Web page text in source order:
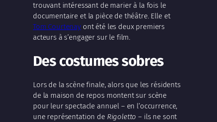
trouvant intéressant de marier à la fois le
documentaire et la pièce de théâtre. Elle et
Tom Courtenay ont été les deux premiers
acteurs à s’engager sur le film.
Des costumes sobres
Lors de la scène finale, alors que les résidents
de la maison de repos montent sur scène
pour leur spectacle annuel – en l’occurrence,
une représentation de Rigoletto – ils ne sont